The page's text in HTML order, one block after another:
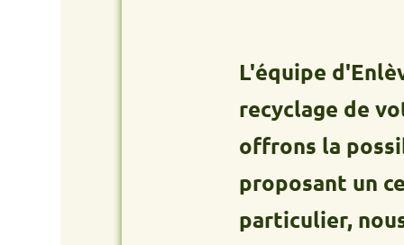
L'équipe
recyclage de votre
offrons la
proposant un centre
particulier, nous